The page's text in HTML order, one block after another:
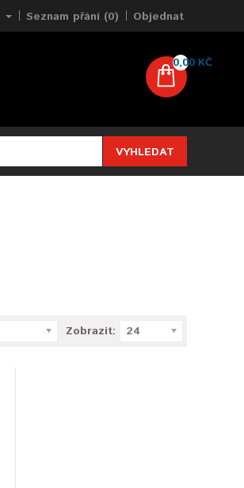
Seznam přání (0) Objednat
0,00 KČ
VYHLEDAT
Zobrazit: 24